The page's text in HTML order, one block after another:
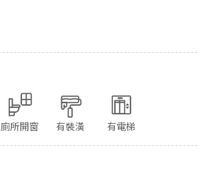
廁所開窗 有裝潢 有電梯